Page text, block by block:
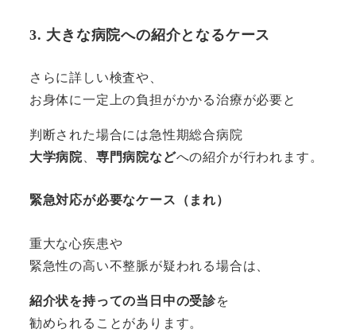
3. 大きな病院への紹介となるケース
さらに詳しい検査や、
お身体に一定上の負担がかかる治療が必要と
判断された場合には急性期総合病院
大学病院
専門病院などへの紹介が行われます。
緊急対応が必要なケース（まれ）
重大な心疾患や
緊急性の高い不整脈が疑われる場合は、
紹介状を持っての当日中の受診を
勧められることがあります。